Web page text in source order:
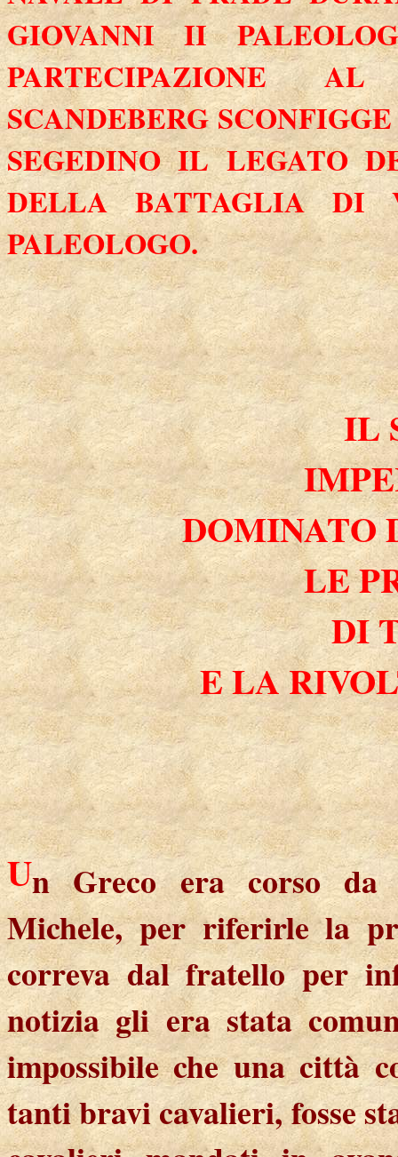
GIOVANNI II
PARTECIPAZIONE
SCANDEBERG
SEGEDINO IL LEGATO
DELLA BATTAGLIA DI
PALEOLOGO.
IL
DOMINATO
LE
DI
E LA
Un Greco era corso da
Michele, per riferirle la
correva dal fratello per
notizia gli era stata
impossibile che una città
tanti bravi cavalieri, fosse